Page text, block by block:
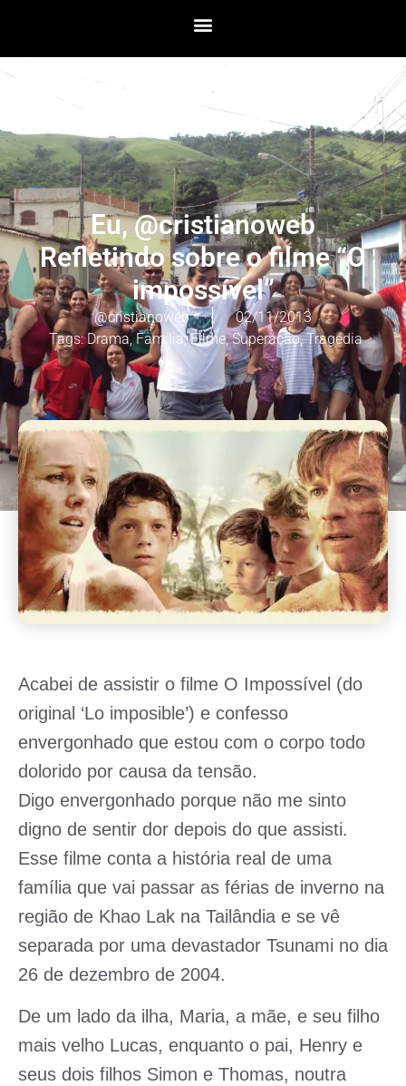
Eu, @cristianoweb
Refletindo sobre o filme “O
impossível”
@cristianoweb
02/11/2013
Tags:Drama,Família,Filme,Superação,Tragédia
Acabei de assistir o filme O Impossível (do
original ‘Lo imposible’) e confesso
envergonhado que estou com o corpo todo
dolorido por causa da tensão.
Digo envergonhado porque não me sinto
digno de sentir dor depois do que assisti.
Esse filme conta a história real de uma
família que vai passar as férias de inverno na
região de Khao Lak na Tailândia e se vê
separada por uma devastador Tsunami no dia
26 de dezembro de 2004.
De um lado da ilha, Maria, a mãe, e seu filho
mais velho Lucas, enquanto o pai, Henry e
seus dois filhos Simon e Thomas, noutra